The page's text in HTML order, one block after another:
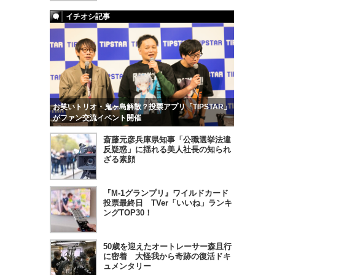
イチオシ記事
お笑いトリオ・鬼ヶ島解散？投票アプリ「TIPSTAR」
がファン交流イベント開催
斎藤元彦兵庫県知事「公職選挙法違
反疑惑」に揺れる美人社長の知られ
ざる素顔
『M-1グランプリ』ワイルドカード
投票最終日 TVer「いいね」ランキ
ングTOP30！
50歳を迎えたオートレーサー森且行
に密着 大怪我から奇跡の復活ドキ
ュメンタリー